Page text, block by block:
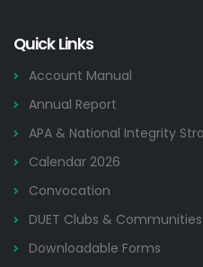
Quick Links
Account Manual
Annual Report
APA & National Integrity
Calendar 2026
Convocation
DUET Clubs & Communities
Downloadable Forms